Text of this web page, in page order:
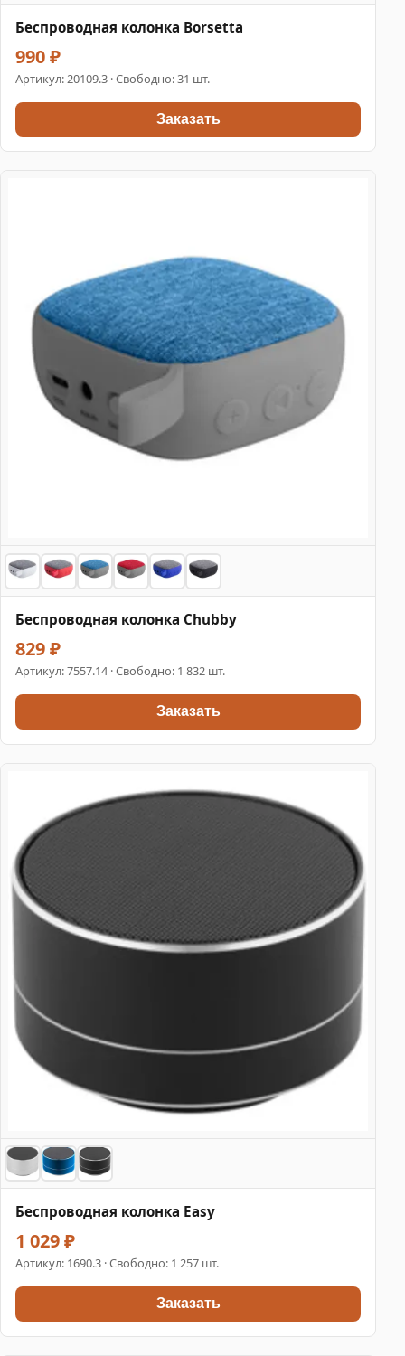
Беспроводная колонка Borsetta
990 ₽
Артикул:20109.3 · Свободно: 31 шт.
Заказать
Беспроводная колонка Chubby
829 ₽
Артикул:7557.14 · Свободно: 1 832 шт.
Заказать
Беспроводная колонка Easy
1 029 ₽
Артикул: 1690.3 · Свободно: 1 257 шт.
Заказать